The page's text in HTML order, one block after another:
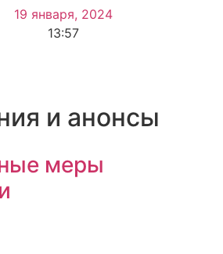
19 января, 2024
13:57
и анонсы
меры